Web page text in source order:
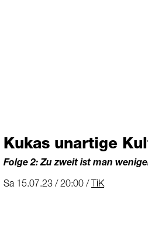
Kukas unartige
Folge 2: Zu zweit ist man
Sa 15.07.23 / 20:00 /TiK